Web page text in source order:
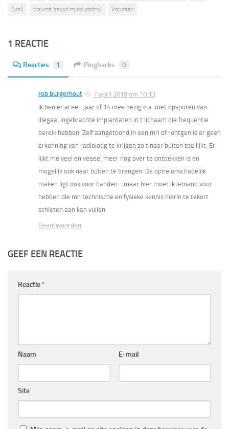
Svali
trauma based mind control Vaticaan
1 REACTIE
Reacties 1 Pingbacks 0
rob burgerhout
7 april 2019 om 10:13
Ik ben er al een jaar of 14 mee bezig o.a. met opsporen van
illegaal ingebrachte implantaten in t lichaam die frequentie
bereik hebben. Zelf aangetoond in een mri of rontgen is er geen
erkenning van radioloog te krijgen zo t naar buiten toe lijkt. Er
lijkt me veel en veeeel meer nog over te ontdekken is en
mogelijk ook naar buiten te brengen. De optie onschadelijk
maken ligt ook voor handen …maar hier moet ik iemand voor
hebben die mn technische en fysieke kennis hierin te tekort
schieten aan kan vullen.
Beantwoorden
GEEF EEN REACTIE
Reactie*
Naam E-mail
Site